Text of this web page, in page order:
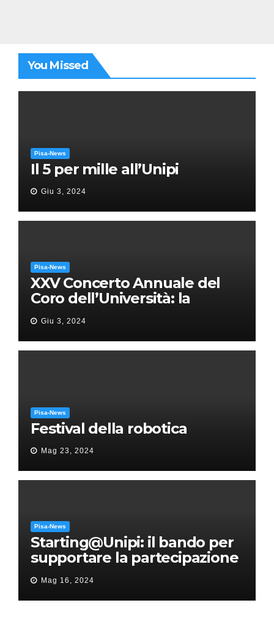
You Missed
Pisa-News
Il 5 per mille all’Unipi
Giu 3, 2024
Pisa-News
XXV Concerto Annuale del
Coro dell’Università: la
“Messa in gloria” di Giacomo
Puccini
Giu 3, 2024
Pisa-News
Festival della robotica
Mag 23, 2024
Pisa-News
Starting@Unipi: il bando per
supportare la partecipazione
all’ERC Starting Grant
Mag 16, 2024